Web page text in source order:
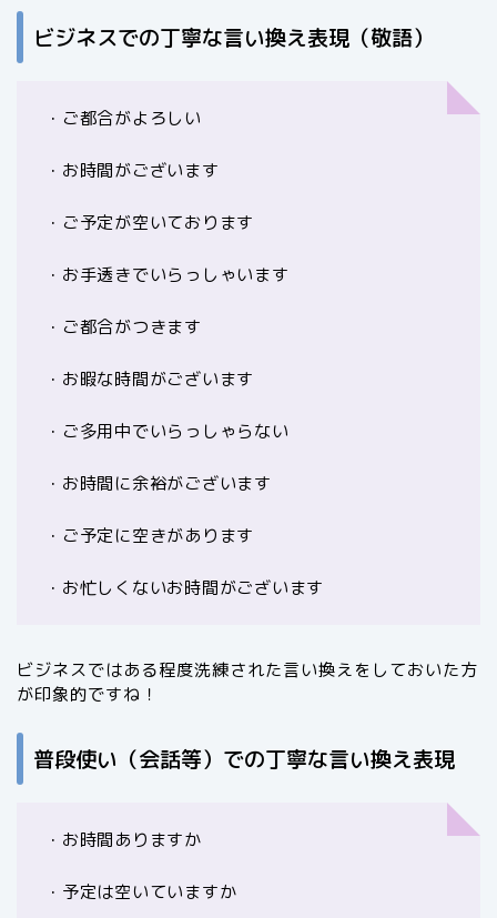
ビジネスでの丁寧な言い換え表現（敬語）
・ご都合がよろしい
・お時間がございます
・ご予定が空いております
・お手透きでいらっしゃいます
・ご都合がつきます
・お暇な時間がございます
・ご多用中でいらっしゃらない
・お時間に余裕がございます
・ご予定に空きがあります
・お忙しくないお時間がございます
ビジネスではある程度洗練された言い換えをしておいた方
が印象的ですね！
普段使い（会話等）での丁寧な言い換え表現
・お時間ありますか
・予定は空いていますか